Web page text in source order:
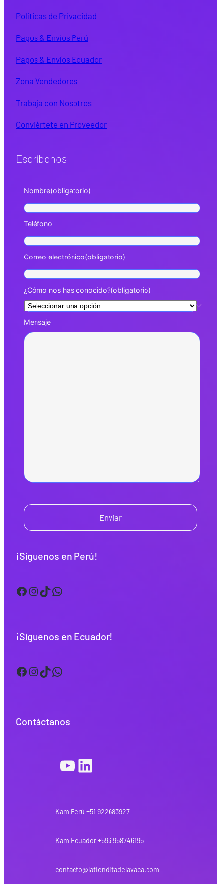
Políticas de Privacidad
Pagos & Envíos Perú
Pagos & Envíos Ecuador
Zona Vendedores
Trabaja con Nosotros
Conviértete en Proveedor
Escríbenos
Nombre(obligatorio)
Teléfono
Correo electrónico(obligatorio)
¿Cómo nos has conocido?(obligatorio)
Mensaje
Enviar
¡Síguenos en Perú!
Facebook InstagramTikTok WhatsApp
¡Síguenos en Ecuador!
Facebook InstagramTikTok WhatsApp
Contáctanos
YouTube LinkedIn
Kam Perú +51 922683927
Kam Ecuador +593 958746195
contacto@latienditadelavaca.com